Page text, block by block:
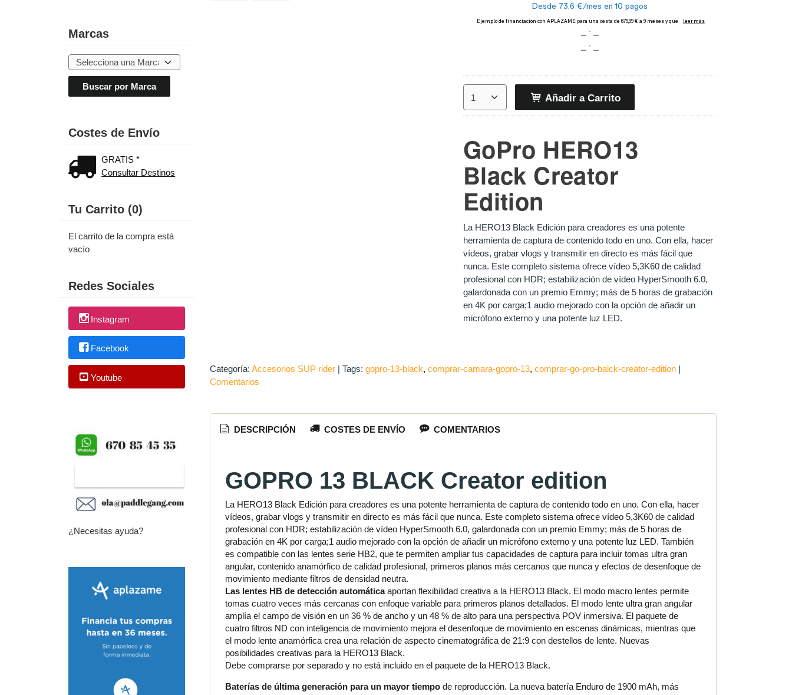
Marcas
Costes de Envío
GRATIS *
Consultar Destinos
Tu Carrito (0)
El carrito de la compra está
vacío
Redes Sociales
Instagram
Facebook
Youtube
¿Necesitas ayuda?
Añadir a Carrito
GoPro HERO13
Black Creator
Edition
La HERO13 Black Edición para creadores es una potente
herramienta de captura de contenido todo en uno. Con ella, hacer
vídeos, grabar vlogs y transmitir en directo es más fácil que
nunca. Este completo sistema ofrece vídeo 5,3K60 de calidad
profesional con HDR; estabilización de vídeo HyperSmooth 6.0,
galardonada con un premio Emmy; más de 5 horas de grabación
en 4K por carga;1 audio mejorado con la opción de añadir un
micrófono externo y una potente luz LED.
Categoría: Accesorios SUP rider| Tags: gopro-13-black comprar-camara-gopro-13 comprar-go-pro-balck-creator-edition |
Comentarios
DESCRIPCIÓN COSTES DE ENVÍO COMENTARIOS
GOPRO 13 BLACK Creator edition
La HERO13 Black Edición para creadores es una potente herramienta de captura de contenido todo en uno. Con ella, hacer
vídeos, grabar vlogs y transmitir en directo es más fácil que nunca. Este completo sistema ofrece vídeo 5,3K60 de calidad
profesional con HDR; estabilización de vídeo HyperSmooth 6.0, galardonada con un premio Emmy; más de 5 horas de
grabación en 4K por carga;1 audio mejorado con la opción de añadir un micrófono externo y una potente luz LED. También
es compatible con las lentes serie HB2, que te permiten ampliar tus capacidades de captura para incluir tomas ultra gran
angular, contenido anamórfico de calidad profesional, primeros planos más cercanos que nunca y efectos de desenfoque de
movimiento mediante filtros de densidad neutra.
Las lentes HB de detección automáticaaportan flexibilidad creativa a la HERO13 Black. El modo macro lentes permite
tomas cuatro veces más cercanas con enfoque variable para primeros planos detallados. El modo lente ultra gran angular
amplía el campo de visión en un 36 % de ancho y un 48 % de alto para una perspectiva POV inmersiva. El paquete de
cuatro filtros ND con inteligencia de movimiento mejora el desenfoque de movimiento en escenas dinámicas, mientras que
el modo lente anamórfica crea una relación de aspecto cinematográfica de 21:9 con destellos de lente. Nuevas
posibilidades creativas para la HERO13 Black.
Debe comprarse por separado y no está incluido en el paquete de la HERO13 Black.
Baterías de última generación para un mayor tiempode reproducción. La nueva batería Enduro de 1900 mAh, más